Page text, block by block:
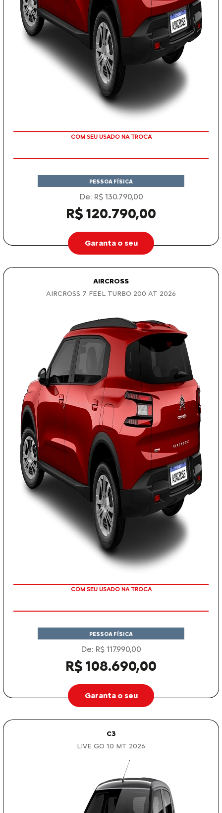
TAXA ZERO
PESSOA FÍSICA
De: R$ 130.790,00
R$ 120.790,00
Garanta o seu
AIRCROSS
AIRCROSS 7 FEEL TURBO 200 AT 2026
TAXA ZERO EM 12X
PESSOA FÍSICA
De: R$ 117.990,00
R$ 108.690,00
Garanta o seu
C3
LIVE GO 1.0 MT 2026